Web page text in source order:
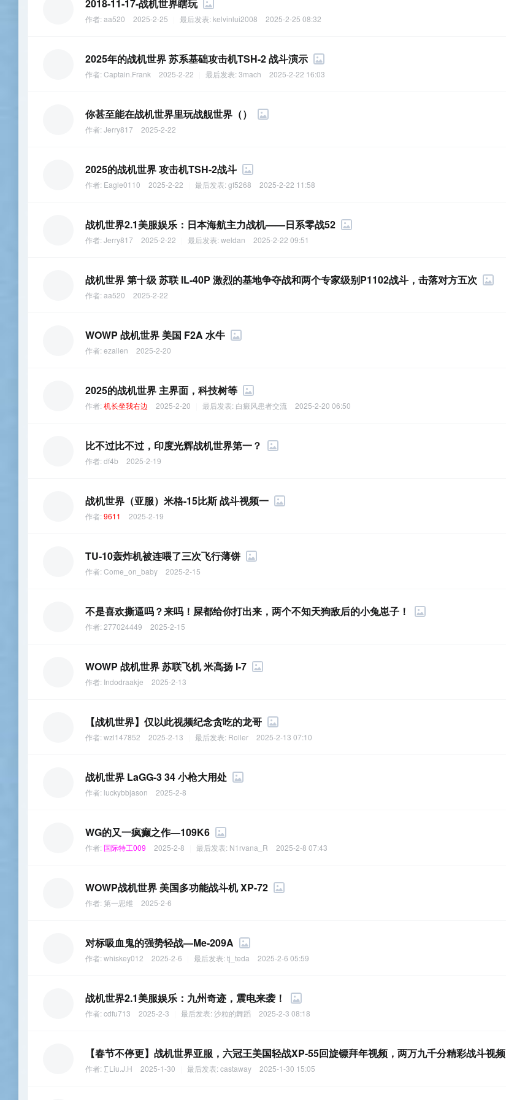
2018-11-17-战机世界瞎玩
作者:aa520 2025-2-25 最后发表:kelvinlui2008 2025-2-25 08:32
2025年的战机世界 苏系基础攻击机TSH-2 战斗演示
作者:Captain.Frank 2025-2-22 最后发表:3mach 2025-2-22 16:03
你甚至能在战机世界里玩战舰世界（）
作者:Jerry817 2025-2-22
2025的战机世界 攻击机TSH-2战斗
作者: Eagle0110 2025-2-22 最后发表:gf5268 2025-2-22 11:58
战机世界2.1美服娱乐：日本海航主力战机——日系零战52
作者:Jerry817 2025-2-22 最后发表:weldan 2025-2-22 09:51
战机世界 第十级 苏联 IL-40P 激烈的基地争夺战和两个专家级别P1102战斗，击落对方五次
作者:aa520 2025-2-22
WOWP 战机世界 美国 F2A 水牛
作者:ezallen 2025-2-20
2025的战机世界 主界面，科技树等
作者:机长坐我右边 2025-2-20 最后发表: 白癜风患者交流 2025-2-20 06:50
比不过比不过，印度光辉战机世界第一？
作者:df4b 2025-2-19
战机世界（亚服）米格-15比斯 战斗视频一
作者:9611 2025-2-19
TU-10轰炸机被连喂了三次飞行薄饼
作者:Come_on_baby 2025-2-15
不是喜欢撕逼吗？来吗！屎都给你打出来，两个不知天狗敌后的小兔崽子！
作者:277024449 2025-2-15
WOWP 战机世界 苏联飞机 米高扬 I-7
作者: Indodraakje 2025-2-13
【战机世界】仅以此视频纪念贪吃的龙哥
作者:wzl147852 2025-2-13 最后发表: Roller 2025-2-13 07:10
战机世界 LaGG-3 34 小枪大用处
作者: luckybbjason 2025-2-8
WG的又一疯癫之作—109K6
作者: 国际特工009 2025-2-8 最后发表: N1rvana_R 2025-2-8 07:43
WOWP战机世界 美国多功能战斗机 XP-72
作者:第一思维 2025-2-6
对标吸血鬼的强势轻战—Me-209A
作者:whiskey012 2025-2-6 最后发表:tj_teda 2025-2-6 05:59
战机世界2.1美服娱乐：九州奇迹，震电来袭！
作者:cdfu713 2025-2-3 最后发表:沙粒的舞蹈 2025-2-3 08:18
【春节不停更】战机世界亚服，六冠王美国轻战XP-55回旋镖拜年视频，两万九千分精彩战斗视频
作者: ∑Liu.J.H 2025-1-30 最后发表:castaway 2025-1-30 15:05